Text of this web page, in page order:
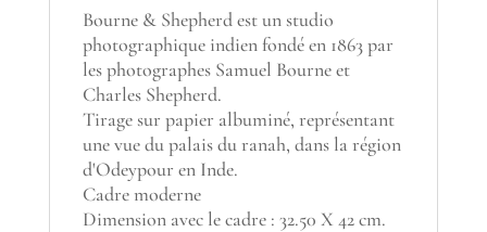
Bheem
Pudmini,
Oodeypoor"
Bourne & Shepherd est un studio
photographique indien fondé en 1863 par
les photographes Samuel Bourne et
Charles Shepherd.
Tirage sur papier albuminé, représentant
une vue du palais du ranah, dans la région
d'Odeypour en Inde.
Cadre moderne
Dimension avec le cadre : 32.50 X 42 cm.